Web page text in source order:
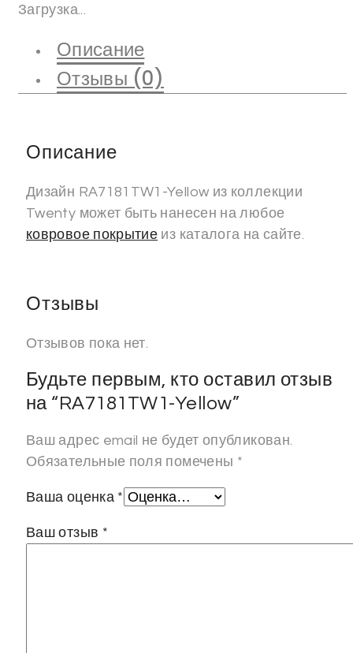
Загрузка...
Описание
Отзывы (0)
Описание
Дизайн RA7181TW1-Yellow из коллекции
Twenty может быть нанесен на любое
ковровое покрытие из каталога на сайте.
Отзывы
Отзывов пока нет.
Будьте первым, кто оставил отзыв
на “RA7181TW1-Yellow”
Ваш адрес email не будет опубликован.
Обязательные поля помечены *
Ваша оценка *
Ваш отзыв *